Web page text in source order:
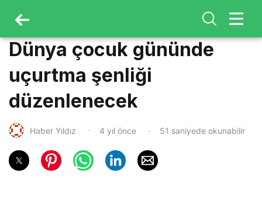
Dünya çocuk gününde
uçurtma şenliği
düzenlenecek
Haber Yıldız 4 yıl önce 51 saniyede okunabilir